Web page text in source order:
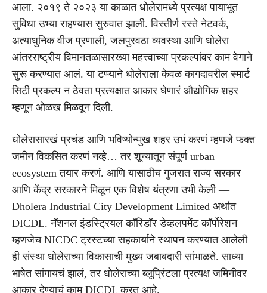
आला. २०१९ ते २०२३ या काळात धोलेरामध्ये प्रत्यक्ष पायाभूत
सुविधा उभ्या राहण्यास सुरुवात झाली. विस्तीर्ण रस्ते नेटवर्क,
अत्याधुनिक वीज प्रणाली, जलपुरवठा व्यवस्था आणि धोलेरा
आंतरराष्ट्रीय विमानतळासारख्या महत्त्वाच्या प्रकल्पांवर काम वेगाने
सुरू करण्यात आलं. या टप्प्याने धोलेराला केवळ कागदावरील स्मार्ट
सिटी प्रकल्प न ठेवता प्रत्यक्षात आकार घेणारं औद्योगिक शहर
म्हणून ओळख मिळवून दिली.
धोलेरासारखं प्रचंड आणि भविष्योन्मुख शहर उभं करणं म्हणजे फक्त
जमीन विकसित करणं नव्हे… तर शून्यातून संपूर्ण urban
ecosystem तयार करणं. आणि यासाठीच गुजरात राज्य सरकार
आणि केंद्र सरकारने मिळून एक विशेष यंत्रणा उभी केली —
Dholera Industrial City Development Limited अर्थात
DICDL. नॅशनल इंडस्ट्रियल कॉरिडॉर डेव्हलपमेंट कॉर्पोरेशन
म्हणजेच NICDC ट्रस्टच्या सहकार्याने स्थापन करण्यात आलेली
ही संस्था धोलेराच्या विकासाची मुख्य जबाबदारी सांभाळते. साध्या
भाषेत सांगायचं झालं, तर धोलेराच्या ब्लूप्रिंटला प्रत्यक्ष जमिनीवर
आकार देण्याचं काम DICDL करत आहे.